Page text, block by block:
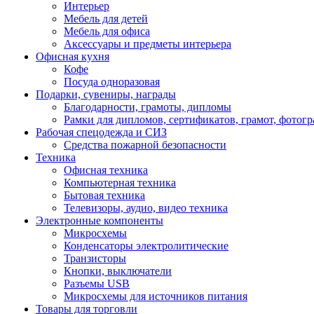
Интерьер
Мебель для детей
Мебель для офиса
Аксессуары и предметы интерьера
Офисная кухня
Кофе
Посуда одноразовая
Подарки, сувениры, награды
Благодарности, грамоты, дипломы
Рамки для дипломов, сертификатов, грамот,
Рабочая спецодежда и СИЗ
Средства пожарной безопасности
Техника
Офисная техника
Компьютерная техника
Бытовая техника
Телевизоры, аудио, видео техника
Электронные компоненты
Микросхемы
Конденсаторы электролитические
Транзисторы
Кнопки, выключатели
Разъемы USB
Микросхемы для источников питания
Товары для торговли